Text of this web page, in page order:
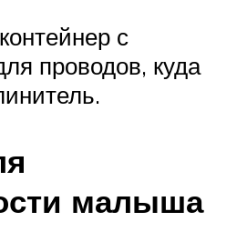
с
проводов, куда
малыша